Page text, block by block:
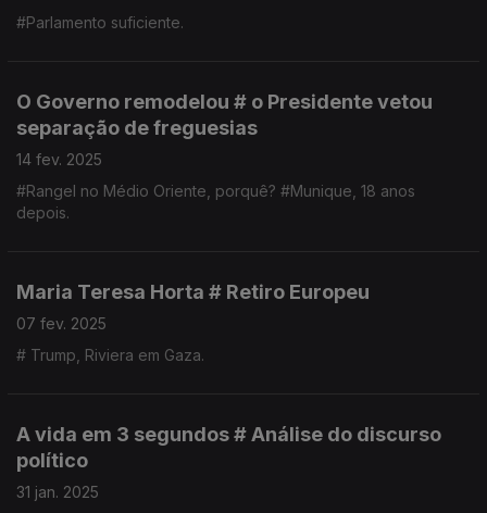
#Parlamento suficiente.
O Governo remodelou # o Presidente vetou
separação de freguesias
14 fev. 2025
#Rangel no Médio Oriente, porquê? #Munique, 18 anos
depois.
Maria Teresa Horta # Retiro Europeu
07 fev. 2025
# Trump, Riviera em Gaza.
A vida em 3 segundos # Análise do discurso
político
31 jan. 2025